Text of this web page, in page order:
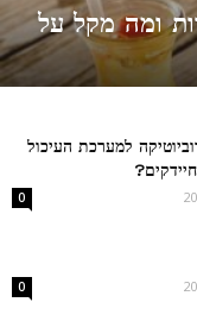
ומה מקל על
למערכת העיכול
0
0